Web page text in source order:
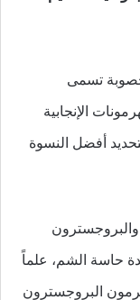
تسمى
الإنجابية
أفضل النسوة
حاسة الشم، علماً
البروجسترون